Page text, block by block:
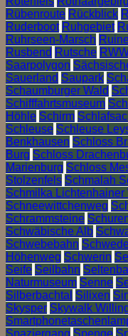
Rübenroute Rückblick
Ruderboot Ruhgebiet
Ruhrseen-Marsch
Rusbend Rutsche
Saarpolygon
Sauerland Saupark
Schaumburger Wald
Schifffahrtsmuseum
Höhle Schirm
Schleuse Schleuse
Benkhausen Schloss
Burg Schloss
Marienburg Schloss
Stolzenfels Schmalah
Schmilka Lichtenhainer
Schneewittchenweg
Schrammsteine
Schwäbische Alb
Schwebebahn
Höhenweg Schwerin
Seife Seilbahn
Naturmuseum Senne
Silberbachtal Silixen
Skysper Skywalk
Spaziergang Spenge